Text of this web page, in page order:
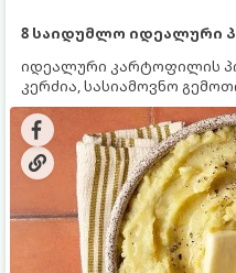
8 საიდუმლო იდეალური
იდეალური კარტოფილის
კერძია, სასიამოვნო
ფერით. მისი მომზადება
არსებობს რამდენიმე
იცოდეთ, რომ პიურე